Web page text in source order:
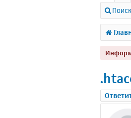
с
ы
л
к
Поиск